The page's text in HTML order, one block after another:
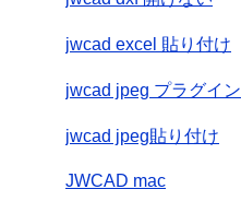
jwcad excel 貼り付け
jwcad jpeg プラグイン
jwcad jpeg貼り付け
JWCAD mac